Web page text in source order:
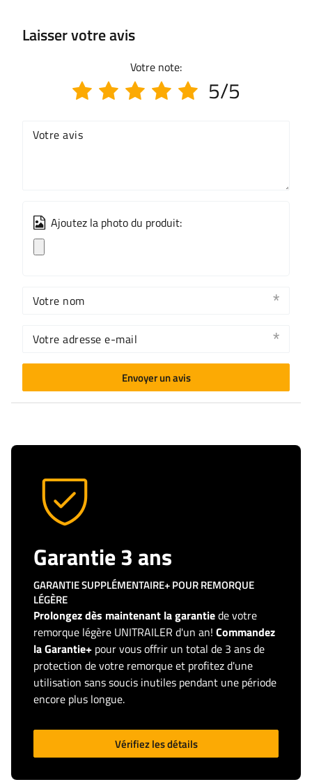
Laisser votre avis
Votre note:
5/5
Votre avis
Ajoutez la photo du produit:
Votre nom
Votre adresse e-mail
Envoyer un avis
Garantie 3 ans
GARANTIE SUPPLÉMENTAIRE+ POUR REMORQUE
LÉGÈRE
Prolongez dès maintenant la garantiede votre
remorque légère UNITRAILER d'un an! Commandez
la Garantie+ pour vous offrir un total de 3 ans de
protection de votre remorque et profitez d'une
utilisation sans soucis inutiles pendant une période
encore plus longue.
Vérifiez les détails